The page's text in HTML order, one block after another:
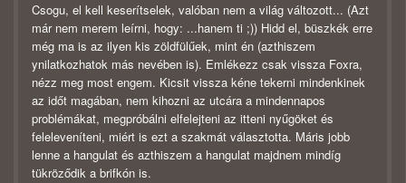
Csogu, el kell keserítselek, valóban nem a világ változott... (Azt
már nem merem leírni, hogy: ...hanem ti ;)) Hidd el, büszkék erre
még ma is az ilyen kis zöldfülűek, mint én (azthiszem
ynilatkozhatok más nevében is). Emlékezz csak vissza Foxra,
nézz meg most engem. Kicsit vissza kéne tekerni mindenkinek
az időt magában, nem kihozni az utcára a mindennapos
problémákat, megpróbálni elfelejteni az itteni nyűgöket és
feleleveníteni, miért is ezt a szakmát választotta. Máris jobb
lenne a hangulat és azthiszem a hangulat majdnem mindíg
tükröződik a brifkón is.